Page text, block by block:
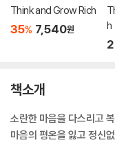
Think and Grow Rich
35% 7,540원
h
책소개
소란한 마음을 다스리고
마음의 평온을 잃고 정신